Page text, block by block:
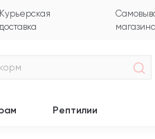
Курьерская
доставка
магазина
Рептилии